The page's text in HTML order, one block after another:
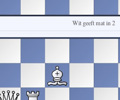
Wit geeft mat in 2